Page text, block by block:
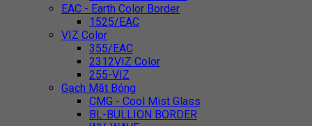
EAC - Earth Color Border
1525/EAC
VIZ Color
355/EAC
2312VIZ Color
255-VIZ
Gạch Mặt Bóng
CMG - Cool Mist Glass
BL-BULLION BORDER